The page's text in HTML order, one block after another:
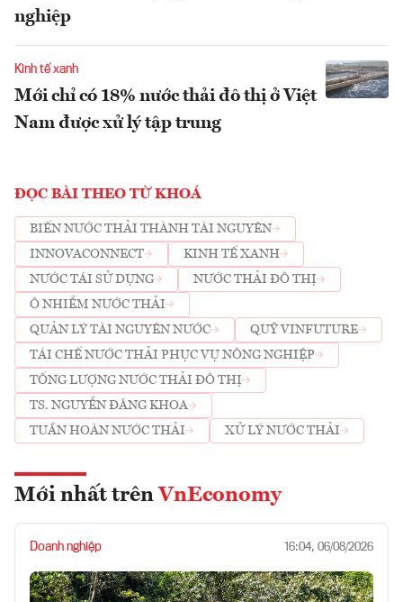
nghiệp
Kinh tế xanh
Mới chỉ có 18% nước thải đô thị ở Việt
Nam được xử lý tập trung
ĐỌC BÀI THEO TỪ KHOÁ
BIẾN NƯỚC THẢI THÀNH TÀI NGUYÊN
INNOVACONNECT
KINH TẾ XANH
NƯỚC TÁI SỬ DỤNG
NƯỚC THẢI ĐÔ THỊ
Ô NHIỄM NƯỚC THẢI
QUẢN LÝ TÀI NGUYÊN NƯỚC
QUỸ VINFUTURE
TÁI CHẾ NƯỚC THẢI PHỤC VỤ NÔNG NGHIỆP
TỔNG LƯỢNG NƯỚC THẢI ĐÔ THỊ
TS. NGUYỄN ĐĂNG KHOA
TUẦN HOÀN NƯỚC THẢI
XỬ LÝ NƯỚC THẢI
Mới nhất trên VnEconomy
Doanh nghiệp 16:04, 06/08/2026